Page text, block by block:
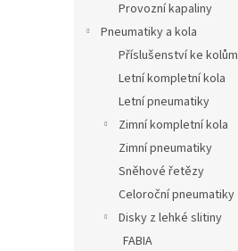
Provozní kapaliny
Pneumatiky a kola
Příslušenství ke kolům
Letní kompletní kola
Letní pneumatiky
Zimní kompletní kola
Zimní pneumatiky
Sněhové řetězy
Celoroční pneumatiky
Disky z lehké slitiny
FABIA